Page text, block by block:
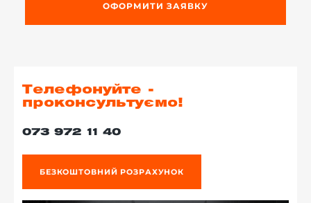
ОФОРМИТИ ЗАЯВКУ
Телефонуйте -
проконсультуємо!
073 972 11 40
БЕЗКОШТОВНИЙ РОЗРАХУНОК